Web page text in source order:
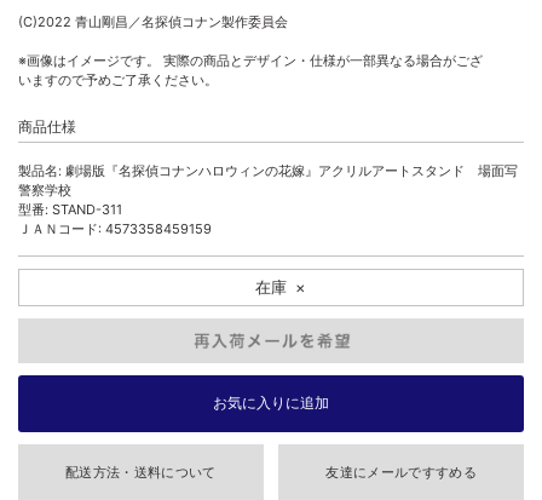
(C)2022 青山剛昌／名探偵コナン製作委員会
※画像はイメージです。 実際の商品とデザイン・仕様が一部異なる場合がござ
いますので予めご了承ください。
商品仕様
製品名: 劇場版『名探偵コナンハロウィンの花嫁』アクリルアートスタンド 場面写
警察学校
型番: STAND-311
ＪＡＮコード: 4573358459159
在庫 ×
配送方法・送料について 友達にメールですすめる